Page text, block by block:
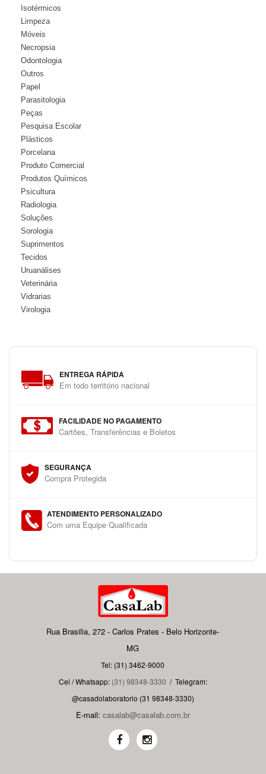
Isotérmicos
Limpeza
Móveis
Necropsia
Odontologia
Outros
Papel
Parasitologia
Peças
Pesquisa Escolar
Plásticos
Porcelana
Produto Comercial
Produtos Químicos
Psicultura
Radiologia
Soluções
Sorologia
Suprimentos
Tecidos
Uruanálises
Veterinária
Vidrarias
Virologia
ENTREGA RÁPIDA
Em todo território nacional
FACILIDADE NO PAGAMENTO
Cartões, Transferências e Boletos
SEGURANÇA
Compra Protegida
ATENDIMENTO PERSONALIZADO
Com uma Equipe Qualificada
Rua Brasilia, 272 - Carlos Prates - Belo Horizonte-
MG
Tel: (31) 3462-9000
Cel / Whatsapp: (31) 98348-3330 / Telegram:
@casadolaboratorio (31 98348-3330)
E-mail: casalab@casalab.com.br